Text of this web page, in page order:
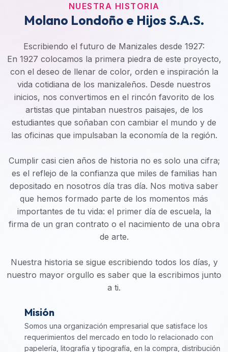
NUESTRA HISTORIA
Molano Londoño e Hijos S.A.S.
Escribiendo el futuro de Manizales desde 1927:
En 1927 colocamos la primera piedra de este proyecto,
con el deseo de llenar de color, orden e inspiración la
vida cotidiana de los manizaleños. Desde nuestros
inicios, nos convertimos en el rincón favorito de los
artistas que pintaban nuestros paisajes, de los
estudiantes que soñaban con cambiar el mundo y de
las oficinas que impulsaban la economía de la región.
Cumplir casi cien años de historia no es solo una cifra;
es el reflejo de la confianza que miles de familias han
depositado en nosotros día tras día. Nos motiva saber
que hemos formado parte de los momentos más
importantes de tu vida: el primer día de escuela, la
firma de un gran contrato o el nacimiento de una obra
de arte.
Nuestra historia se sigue escribiendo todos los días, y
nuestro mayor orgullo es saber que la escribimos junto
a ti.
Misión
Somos una organización empresarial que satisface los
requerimientos del mercado en todo lo relacionado con
papelería, litografía y tipografía, en la compra, distribución